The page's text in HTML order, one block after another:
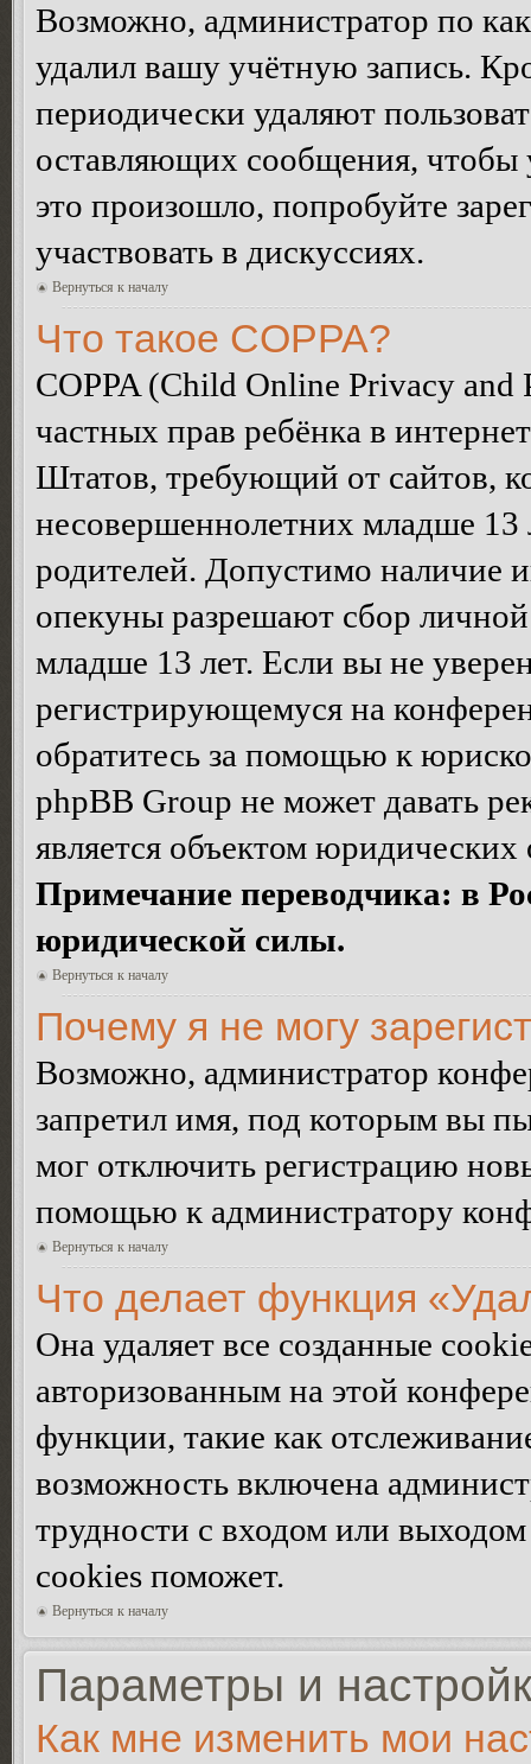
Возможно, администратор по
удалил вашу учётную запись.
периодически удаляют
оставляющих сообщения, чтобы
это произошло, попробуйте
участвовать в дискуссиях.
Вернуться к началу
Что такое COPPA?
COPPA (Child Online Privacy
частных прав ребёнка в
Штатов, требующий от сайтов,
несовершеннолетних младше 13
родителей. Допустимо наличие
опекуны разрешают сбор
младше 13 лет. Если вы не
регистрирующемуся на
обратитесь за помощью к
phpBB Group не может давать
является объектом
Примечание переводчика: в
юридической силы.
Вернуться к началу
Почему я не могу
Возможно, администратор
запретил имя, под которым вы
мог отключить регистрацию
помощью к администратору
Вернуться к началу
Что делает функция
Она удаляет все созданные
авторизованным на этой
функции, такие как
возможность включена
трудности с входом или
cookies поможет.
Вернуться к началу
Параметры и
Как мне изменить мои